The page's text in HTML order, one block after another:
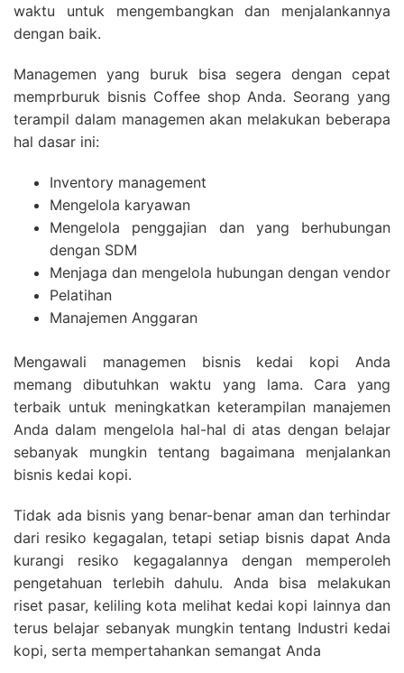
waktu untuk mengembangkan dan menjalankannya
dengan baik.
Managemen yang buruk bisa segera dengan cepat
memprburuk bisnis Coffee shop Anda. Seorang yang
terampil dalam managemen akan melakukan beberapa
hal dasar ini:
Inventory management
Mengelola karyawan
Mengelola penggajian dan yang berhubungan
dengan SDM
Menjaga dan mengelola hubungan dengan vendor
Pelatihan
Manajemen Anggaran
Mengawali managemen bisnis kedai kopi Anda
memang dibutuhkan waktu yang lama. Cara yang
terbaik untuk meningkatkan keterampilan manajemen
Anda dalam mengelola hal-hal di atas dengan belajar
sebanyak mungkin tentang bagaimana menjalankan
bisnis kedai kopi.
Tidak ada bisnis yang benar-benar aman dan terhindar
dari resiko kegagalan, tetapi setiap bisnis dapat Anda
kurangi resiko kegagalannya dengan memperoleh
pengetahuan terlebih dahulu. Anda bisa melakukan
riset pasar, keliling kota melihat kedai kopi lainnya dan
terus belajar sebanyak mungkin tentang Industri kedai
kopi, serta mempertahankan semangat Anda